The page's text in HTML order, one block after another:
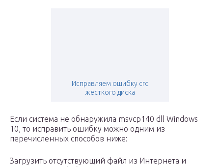
Исправляем ошибку crc
жесткого диска
Если система не обнаружила msvcp140 dll Windows
10, то исправить ошибку можно одним из
перечисленных способов ниже:
Загрузить отсутствующий файл из Интернета и